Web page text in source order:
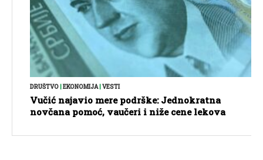
DRUŠTVO|EKONOMIJA|VESTI
Vučić najavio mere podrške: Jednokratna
novčana pomoć, vaučeri i niže cene lekova